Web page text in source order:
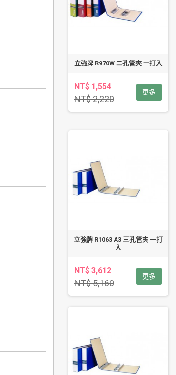
立強牌 R970W 二孔管夾 一打入
NT$ 1,554
NT$ 2,220
更多
立強牌 R1063 A3 三孔管夾 一打
入
NT$ 3,612
NT$ 5,160
更多